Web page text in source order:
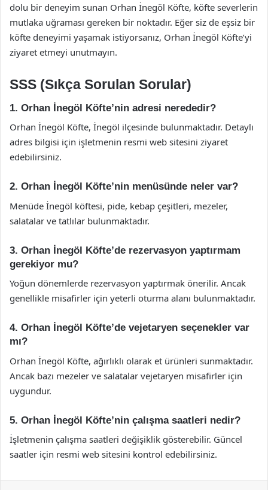
dolu bir deneyim sunan Orhan İnegöl Köfte, köfte severlerin
mutlaka uğraması gereken bir noktadır. Eğer siz de eşsiz bir
köfte deneyimi yaşamak istiyorsanız, Orhan İnegöl Köfte’yi
ziyaret etmeyi unutmayın.
SSS (Sıkça Sorulan Sorular)
1. Orhan İnegöl Köfte’nin adresi nerededir?
Orhan İnegöl Köfte, İnegöl ilçesinde bulunmaktadır. Detaylı
adres bilgisi için işletmenin resmi web sitesini ziyaret
edebilirsiniz.
2. Orhan İnegöl Köfte’nin menüsünde neler var?
Menüde İnegöl köftesi, pide, kebap çeşitleri, mezeler,
salatalar ve tatlılar bulunmaktadır.
3. Orhan İnegöl Köfte’de rezervasyon yaptırmam
gerekiyor mu?
Yoğun dönemlerde rezervasyon yaptırmak önerilir. Ancak
genellikle misafirler için yeterli oturma alanı bulunmaktadır.
4. Orhan İnegöl Köfte’de vejetaryen seçenekler var
mı?
Orhan İnegöl Köfte, ağırlıklı olarak et ürünleri sunmaktadır.
Ancak bazı mezeler ve salatalar vejetaryen misafirler için
uygundur.
5. Orhan İnegöl Köfte’nin çalışma saatleri nedir?
İşletmenin çalışma saatleri değişiklik gösterebilir. Güncel
saatler için resmi web sitesini kontrol edebilirsiniz.